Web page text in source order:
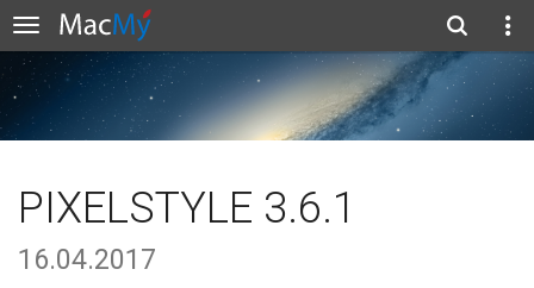
PIXELSTYLE 3.6.1
16.04.2017